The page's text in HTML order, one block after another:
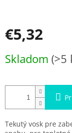
€5,32
cena:
Skladom (>5
Tekutý vosk pre